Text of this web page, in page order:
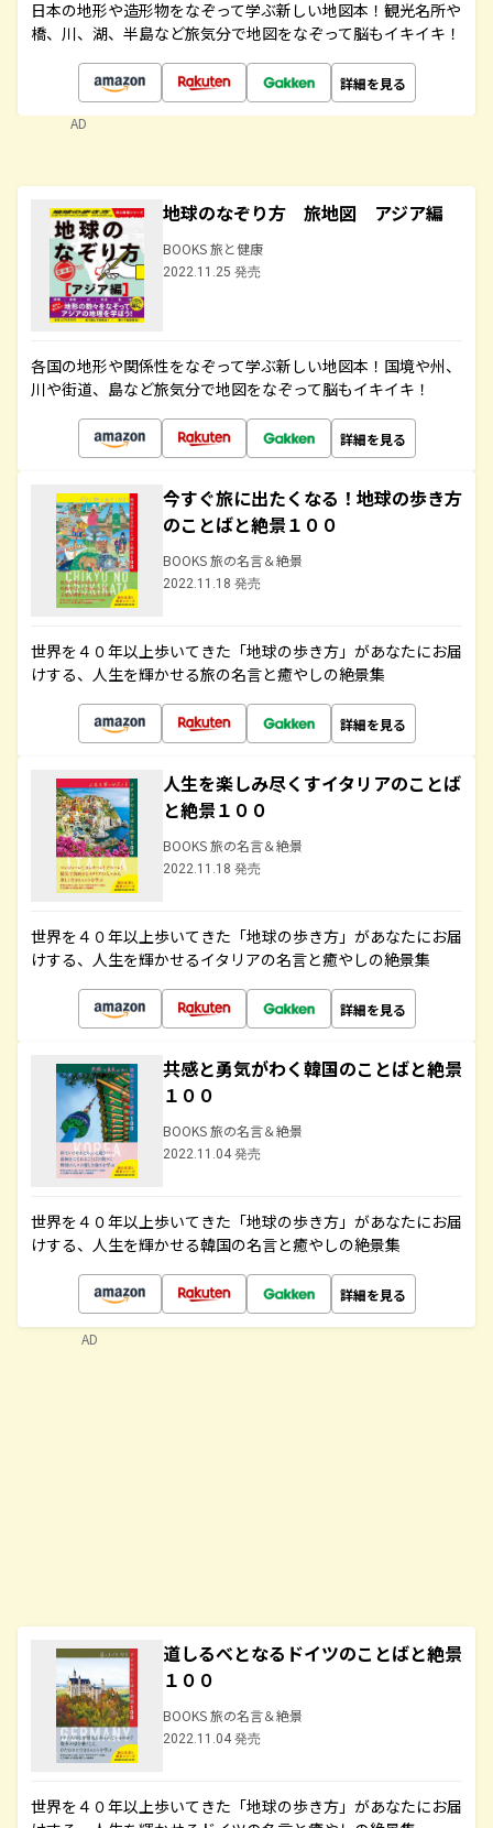
日本の地形や造形物をなぞって学ぶ新しい地図本！観光名所や
橋、川、湖、半島など旅気分で地図をなぞって脳もイキイキ！
詳細を見る
AD
地球のなぞり方 旅地図 アジア編
BOOKS 旅と健康
2022.11.25 発売
各国の地形や関係性をなぞって学ぶ新しい地図本！国境や州、
川や街道、島など旅気分で地図をなぞって脳もイキイキ！
詳細を見る
今すぐ旅に出たくなる！地球の歩き方
のことばと絶景１００
BOOKS 旅の名言＆絶景
2022.11.18 発売
世界を４０年以上歩いてきた「地球の歩き方」があなたにお届
けする、人生を輝かせる旅の名言と癒やしの絶景集
詳細を見る
人生を楽しみ尽くすイタリアのことば
と絶景１００
BOOKS 旅の名言＆絶景
2022.11.18 発売
世界を４０年以上歩いてきた「地球の歩き方」があなたにお届
けする、人生を輝かせるイタリアの名言と癒やしの絶景集
詳細を見る
共感と勇気がわく韓国のことばと絶景
１００
BOOKS 旅の名言＆絶景
2022.11.04 発売
世界を４０年以上歩いてきた「地球の歩き方」があなたにお届
けする、人生を輝かせる韓国の名言と癒やしの絶景集
詳細を見る
道しるべとなるドイツのことばと絶景
１００
BOOKS 旅の名言＆絶景
2022.11.04 発売
世界を４０年以上歩いてきた「地球の歩き方」があなたにお届
AD